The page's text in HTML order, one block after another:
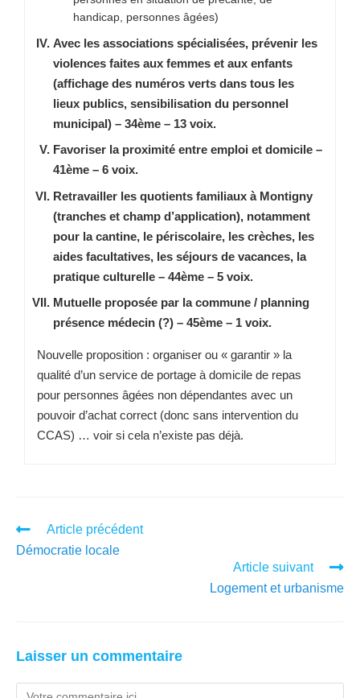
handicap, personnes âgées)
Avec les associations spécialisées, prévenir les
violences faites aux femmes et aux enfants
(affichage des numéros verts dans tous les
lieux publics, sensibilisation du personnel
municipal) – 34ème – 13 voix.
Favoriser la proximité entre emploi et domicile –
41ème – 6 voix.
Retravailler les quotients familiaux à Montigny
(tranches et champ d’application), notamment
pour la cantine, le périscolaire, les crèches, les
aides facultatives, les séjours de vacances, la
pratique culturelle – 44ème – 5 voix.
Mutuelle proposée par la commune / planning
présence médecin (?) – 45ème – 1 voix.
Nouvelle proposition : organiser ou « garantir » la
qualité d’un service de portage à domicile de repas
pour personnes âgées non dépendantes avec un
pouvoir d’achat correct (donc sans intervention du
CCAS) … voir si cela n’existe pas déjà.
Article précédent
Démocratie locale
Article suivant
Logement et urbanisme
Laisser un commentaire